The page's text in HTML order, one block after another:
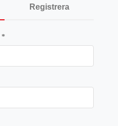
Registrera
*Obligatoriskt